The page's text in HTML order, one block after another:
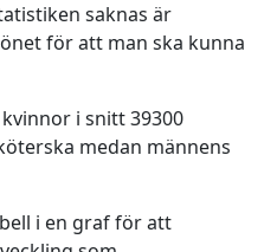
saknas är
för att man ska kunna
i snitt 39300
medan männens
i en graf för att